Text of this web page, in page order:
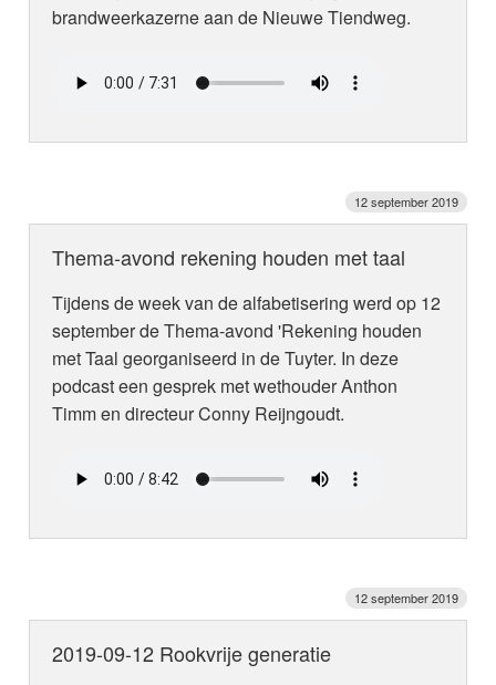
brandweerkazerne aan de Nieuwe Tiendweg.
12 september 2019
Thema-avond rekening houden met taal
Tijdens de week van de alfabetisering werd op 12
september de Thema-avond 'Rekening houden
met Taal georganiseerd in de Tuyter. In deze
podcast een gesprek met wethouder Anthon
Timm en directeur Conny Reijngoudt.
12 september 2019
2019-09-12 Rookvrije generatie